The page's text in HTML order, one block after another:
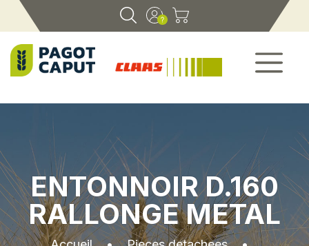
ENTONNOIR D.160
RALLONGE METAL